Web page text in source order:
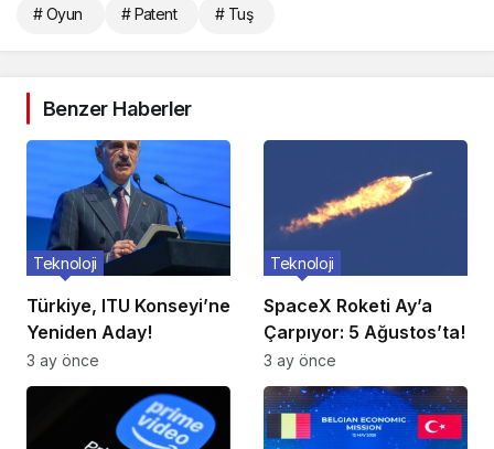
# Oyun # Patent # Tuş
Benzer Haberler
Türkiye, ITU Konseyi’ne
Yeniden Aday!
Teknoloji
3 ay önce
SpaceX Roketi Ay’a
Çarpıyor: 5 Ağustos’ta!
Teknoloji
3 ay önce